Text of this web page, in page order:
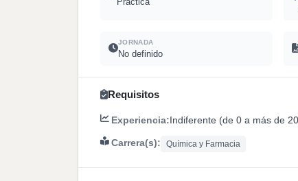
JORNADA
No definido
Requisitos
Experiencia:Indiferente (de 0 a más de
Carrera(s): Química y Farmacia